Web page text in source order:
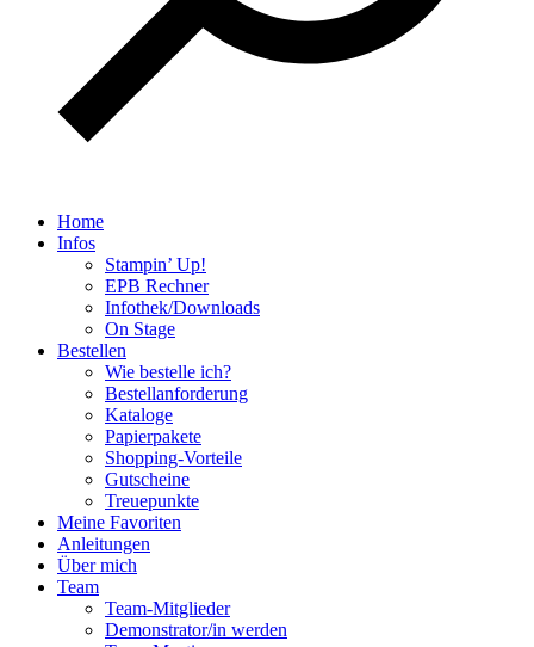
Home
Infos
Stampin’ Up!
EPB Rechner
Infothek/Downloads
On Stage
Bestellen
Wie bestelle ich?
Bestellanforderung
Kataloge
Papierpakete
Shopping-Vorteile
Gutscheine
Treuepunkte
Meine Favoriten
Anleitungen
Über mich
Team
Team-Mitglieder
Demonstrator/in werden